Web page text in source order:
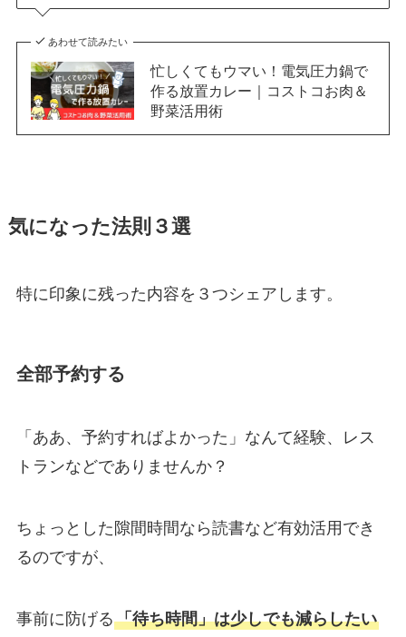
あわせて読みたい
忙しくてもウマい！電気圧力鍋で
作る放置カレー｜コストコお肉＆
野菜活用術
気になった法則３選
特に印象に残った内容を３つシェアします。
全部予約する
「ああ、予約すればよかった」なんて経験、レス
トランなどでありませんか？
ちょっとした隙間時間なら読書など有効活用でき
るのですが、
事前に防げる「待ち時間」は少しでも減らしたい